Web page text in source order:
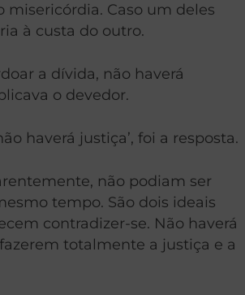
misericórdia. Caso um deles
à custa do outro.
a dívida, não haverá
o devedor.
haverá justiça’, foi a resposta.
não podiam ser
tempo. São dois ideais
contradizer-se. Não haverá
totalmente a justiça e a